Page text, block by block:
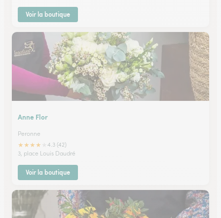
Voir la boutique
Anne Flor
Peronne
★★★★
4.3 (42)
3, place Louis Daudré
Voir la boutique